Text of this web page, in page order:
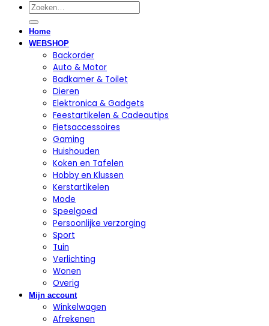
Zoeken
naar:
Home
WEBSHOP
Backorder
Auto & Motor
Badkamer & Toilet
Dieren
Elektronica & Gadgets
Feestartikelen & Cadeautips
Fietsaccessoires
Gaming
Huishouden
Koken en Tafelen
Hobby en Klussen
Kerstartikelen
Mode
Speelgoed
Persoonlijke verzorging
Sport
Tuin
Verlichting
Wonen
Overig
Mijn account
Winkelwagen
Afrekenen